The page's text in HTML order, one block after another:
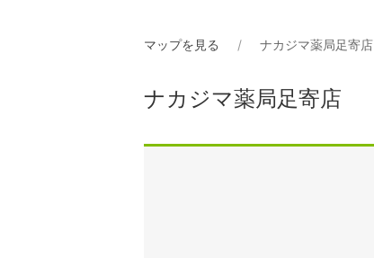
マップを見る ナカジマ薬局足寄店
ナカジマ薬局足寄店